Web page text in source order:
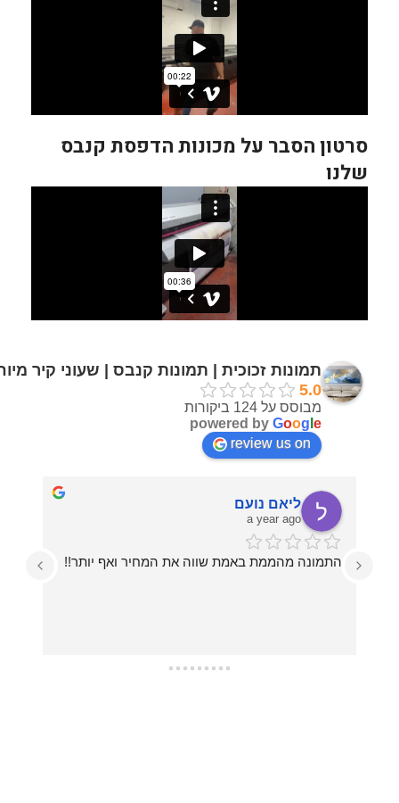
סרטון הסבר על מכונות הדפסת קנבס
שלנו
תמונות זכוכית | תמונות קנבס | שעוני קיר
5.0
מבוסס על 124 ביקורות
powered by Goog e
review us on
ליאם נועם
a year ago
התמונה מהממת באמת שווה את המחיר ואף יותר!!